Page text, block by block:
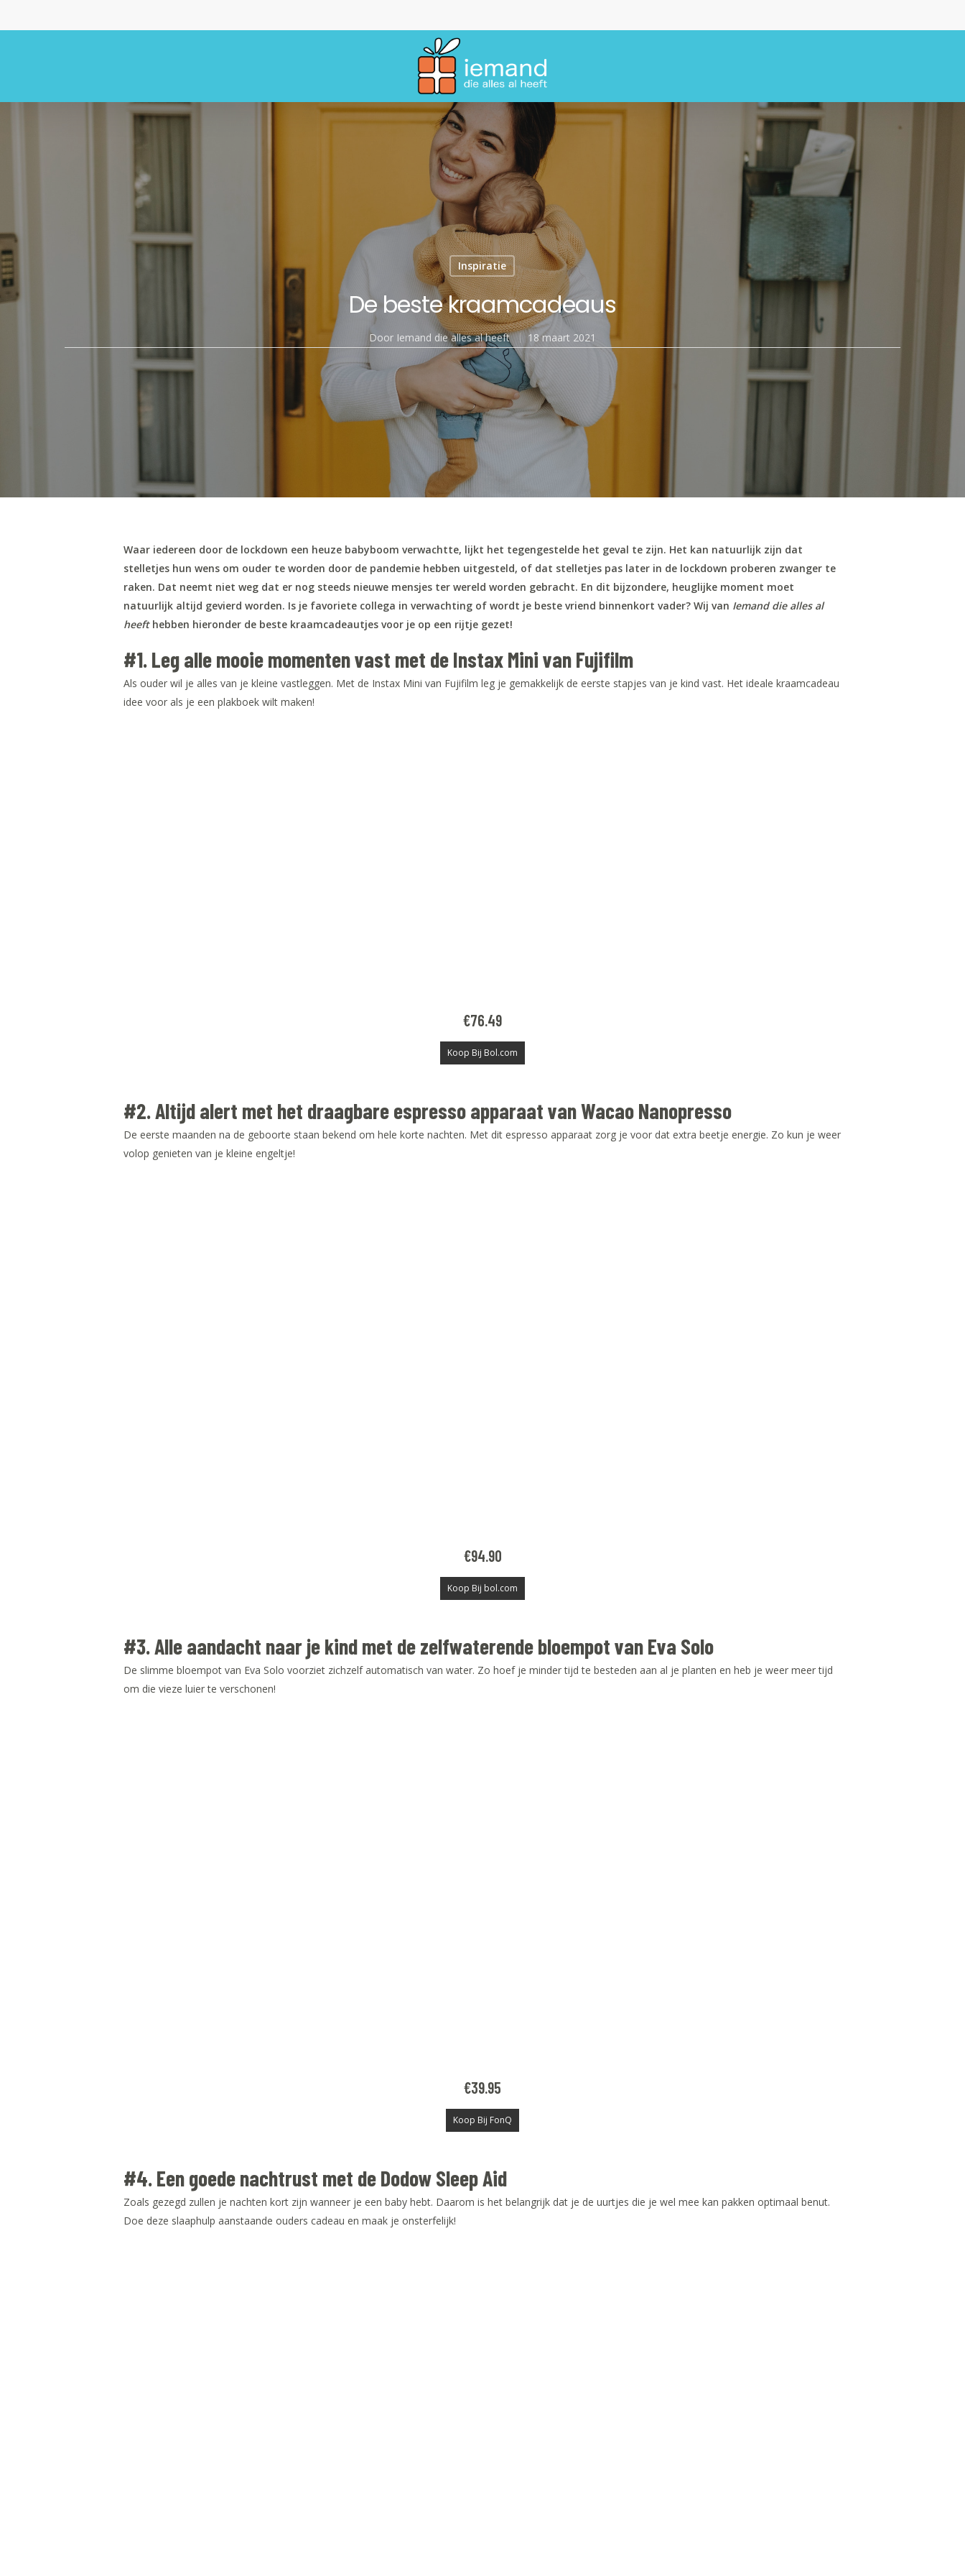
Hit enter to search or ESC to close
Inspiratie
De beste kraamcadeaus
Door Iemand die alles al heeft 18 maart 2021
Waar iedereen door de lockdown een heuze babyboom verwachtte, lijkt het tegengestelde het geval te zijn. Het kan natuurlijk zijn dat
stelletjes hun wens om ouder te worden door de pandemie hebben uitgesteld, of dat stelletjes pas later in de lockdown proberen zwanger te
raken. Dat neemt niet weg dat er nog steeds nieuwe mensjes ter wereld worden gebracht. En dit bijzondere, heuglijke moment moet
natuurlijk altijd gevierd worden. Is je favoriete collega in verwachting of wordt je beste vriend binnenkort vader? Wij van Iemand die alles al
heefthebben hieronder de beste kraamcadeautjes voor je op een rijtje gezet!
#1. Leg alle mooie momenten vast met de Instax Mini van Fujifilm
Als ouder wil je alles van je kleine vastleggen. Met de Instax Mini van Fujifilm leg je gemakkelijk de eerste stapjes van je kind vast. Het ideale kraamcadeau
idee voor als je een plakboek wilt maken!
€76.49
Koop Bij Bol.com
#2. Altijd alert met het draagbare espresso apparaat van Wacao Nanopresso
De eerste maanden na de geboorte staan bekend om hele korte nachten. Met dit espresso apparaat zorg je voor dat extra beetje energie. Zo kun je weer
volop genieten van je kleine engeltje!
€94.90
Koop Bij bol.com
#3. Alle aandacht naar je kind met de zelfwaterende bloempot van Eva Solo
De slimme bloempot van Eva Solo voorziet zichzelf automatisch van water. Zo hoef je minder tijd te besteden aan al je planten en heb je weer meer tijd
om die vieze luier te verschonen!
€39.95
Koop Bij FonQ
#4. Een goede nachtrust met de Dodow Sleep Aid
Zoals gezegd zullen je nachten kort zijn wanneer je een baby hebt. Daarom is het belangrijk dat je de uurtjes die je wel mee kan pakken optimaal benut.
Doe deze slaaphulp aanstaande ouders cadeau en maak je onsterfelijk!